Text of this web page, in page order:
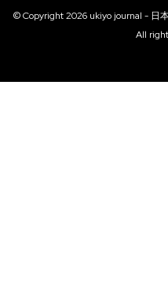
© Copyright2026 ukiyo journal - 日
All